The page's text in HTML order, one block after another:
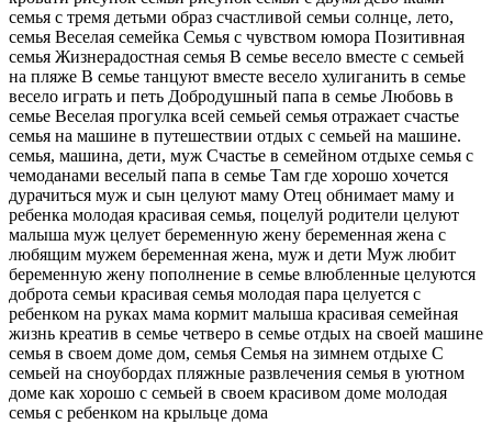
семья с тремя детьми образ счастливой семьи солнце, лето,
семья Веселая семейка Семья с чувством юмора Позитивная
семья Жизнерадостная семья В семье весело вместе с семьей
на пляже В семье танцуют вместе весело хулиганить в семье
весело играть и петь Добродушный папа в семье Любовь в
семье Веселая прогулка всей семьей семья отражает счастье
семья на машине в путешествии отдых с семьей на машине.
семья, машина, дети, муж Счастье в семейном отдыхе семья с
чемоданами веселый папа в семье Там где хорошо хочется
дурачиться муж и сын целуют маму Отец обнимает маму и
ребенка молодая красивая семья, поцелуй родители целуют
малыша муж целует беременную жену беременная жена с
любящим мужем беременная жена, муж и дети Муж любит
беременную жену пополнение в семье влюбленные целуются
доброта семьи красивая семья молодая пара целуется с
ребенком на руках мама кормит малыша красивая семейная
жизнь креатив в семье четверо в семье отдых на своей машине
семья в своем доме дом, семья Семья на зимнем отдыхе С
семьей на сноубордах пляжные развлечения семья в уютном
доме как хорошо с семьей в своем красивом доме молодая
семья с ребенком на крыльце дома